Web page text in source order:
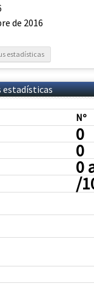
de 2016
estadísticas
estadísticas
Nº
0
0
0
/